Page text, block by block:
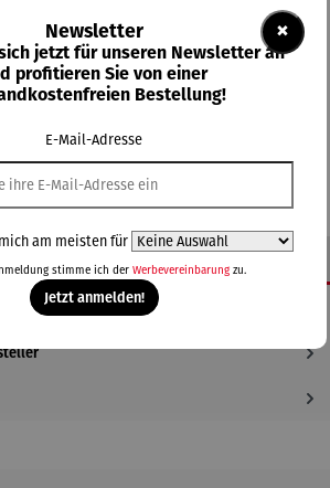
Lieferzeit: 2-4 Tage
×
Newsletter
jetzt für unseren Newsletter an
profitieren Sie von einer
Bestellung!
E-Mail-Adresse
am meisten für
stimme ich der Werbevereinbarungzu.
Jetzt anmelden!